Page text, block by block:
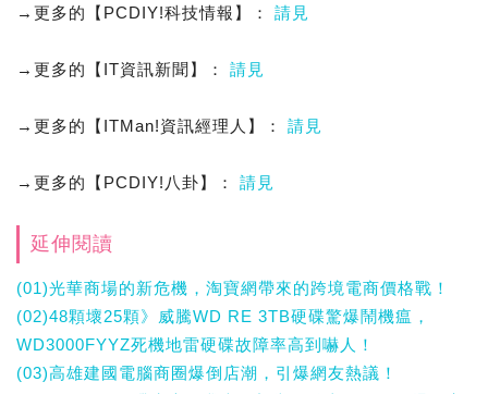
→更多的【PCDIY!科技情報】： 請見
→更多的【IT資訊新聞】： 請見
→更多的【ITMan!資訊經理人】： 請見
→更多的【PCDIY!八卦】： 請見
延伸閱讀
(01)光華商場的新危機，淘寶網帶來的跨境電商價格戰！
(02)48顆壞25顆》威騰WD RE 3TB硬碟驚爆鬧機瘟，
WD3000FYYZ死機地雷硬碟故障率高到嚇人！
(03)高雄建國電腦商圈爆倒店潮，引爆網友熱議！